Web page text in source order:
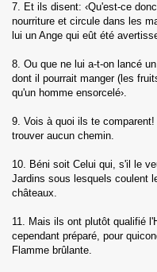
7. Et ils disent: ‹Qu'est-ce
nourriture et circule dans les
lui un Ange qui eût été
8. Ou que ne lui a-t-on lancé
dont il pourrait manger (les
qu'un homme ensorcelé›.
9. Vois à quoi ils te
trouver aucun chemin.
10. Béni soit Celui qui, s'il le
Jardins sous lesquels coulent
châteaux.
11. Mais ils ont plutôt qualifié
cependant préparé, pour
Flamme brûlante.